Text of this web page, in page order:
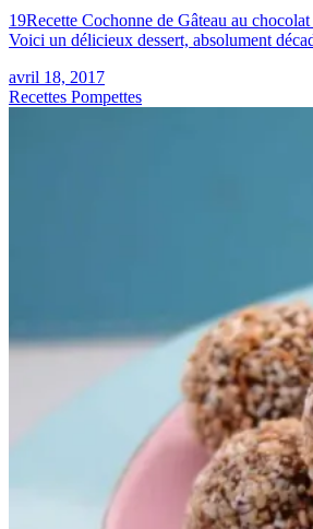
19Recette Cochonne de Gâteau au
Voici un délicieux dessert, absolument
avril 18, 2017
Recettes Pompettes